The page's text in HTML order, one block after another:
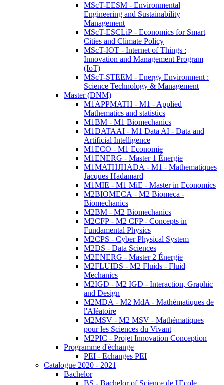
MScT-EESM - Environmental
Engineering and Sustainability
Management
MScT-ESCLiP - Economics for Smart
Cities and Climate Policy
MScT-IOT - Internet of Things :
Innovation and Management Program
(IoT)
MScT-STEEM - Energy Environment :
Science Technology & Management
Master (DNM)
M1APPMATH - M1 - Applied
Mathematics and statistics
M1BM - M1 Biomechanics
M1DATAAI - M1 Data AI - Data and
Artificial Intelligence
M1ECO - M1 Economie
M1ENERG - Master 1 Énergie
M1MATHJHADA - M1 - Mathematiques
Jacques Hadamard
M1MIE - M1 MiE - Master in Economics
M2BIOMECA - M2 Biomeca -
Biomechanics
M2BM - M2 Biomechanics
M2CFP - M2 CFP - Concepts in
Fundamental Physics
M2CPS - Cyber Physical System
M2DS - Data Sciences
M2ENERG - Master 2 Énergie
M2FLUIDS - M2 Fluids - Fluid
Mechanics
M2IGD - M2 IGD - Interaction, Graphic
and Design
M2MDA - M2 MdA - Mathématiques de
l'Aléatoire
M2MSV - M2 MSV - Mathématiques
pour les Sciences du Vivant
M2PIC - Projet Innovation Conception
Programme d'échange
PEI - Echanges PEI
Catalogue 2020 - 2021
Bachelor
BS - Bachelor of Science de l'Ecole